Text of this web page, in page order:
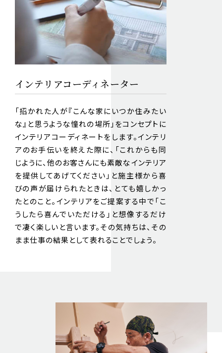
インテリアコーディネーター
「招かれた人が『こんな家にいつか住みたい
な』と思うような憧れの場所」をコンセプトに
インテリアコーディネートをします。インテリ
アのお手伝いを終えた際に、「これからも同
じように、他のお客さんにも素敵なインテリア
を提供してあげてください」と施主様から喜
びの声が届けられたときは、とても嬉しかっ
たとのこと。インテリアをご提案する中で「こ
うしたら喜んでいただける」と想像するだけ
で凄く楽しいと言います。その気持ちは、その
まま仕事の結果として表れることでしょう。